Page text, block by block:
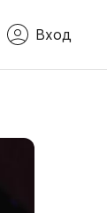
Вход